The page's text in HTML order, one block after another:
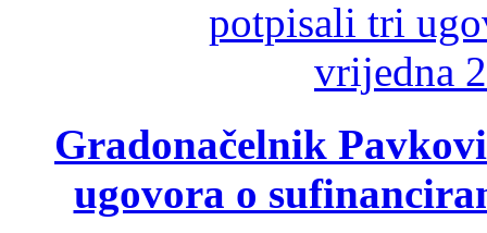
Gradonačelnik
ugovora o